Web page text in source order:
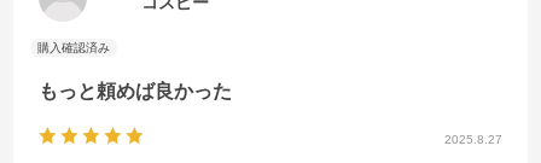
2025.8.27
もっと頼めば良かった